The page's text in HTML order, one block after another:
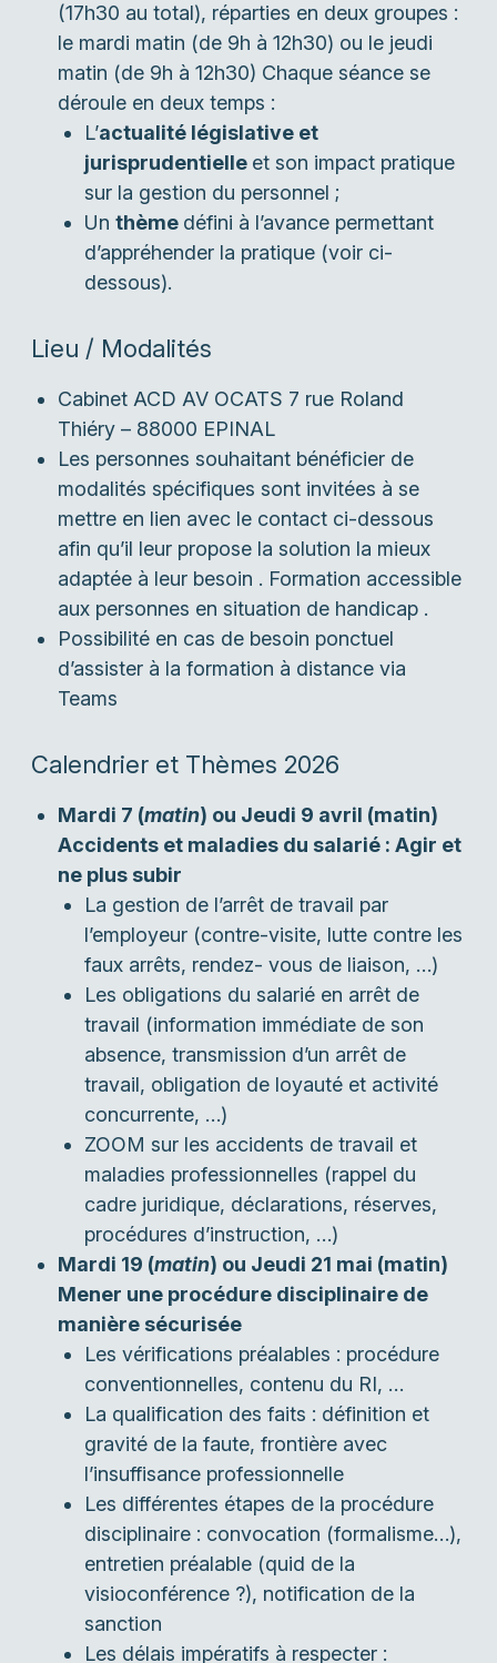
(17h30 au total), réparties en deux groupes :
le mardi matin (de 9h à 12h30) ou le jeudi
matin (de 9h à 12h30) Chaque séance se
déroule en deux temps :
L’actualité législative et
jurisprudentielle et son impact pratique
sur la gestion du personnel ;
Un thème défini à l’avance permettant
d’appréhender la pratique (voir ci-
dessous).
Lieu / Modalités
Cabinet ACD AV OCATS 7 rue Roland
Thiéry – 88000 EPINAL
Les personnes souhaitant bénéficier de
modalités spécifiques sont invitées à se
mettre en lien avec le contact ci-dessous
afin qu’il leur propose la solution la mieux
adaptée à leur besoin . Formation accessible
aux personnes en situation de handicap .
Possibilité en cas de besoin ponctuel
d’assister à la formation à distance via
Teams
Calendrier et Thèmes 2026
Mardi 7 (matin) ou Jeudi 9 avril (matin)
Accidents et maladies du salarié : Agir et
ne plus subir
La gestion de l’arrêt de travail par
l’employeur (contre-visite, lutte contre les
faux arrêts, rendez- vous de liaison, …)
Les obligations du salarié en arrêt de
travail (information immédiate de son
absence, transmission d’un arrêt de
travail, obligation de loyauté et activité
concurrente, …)
ZOOM sur les accidents de travail et
maladies professionnelles (rappel du
cadre juridique, déclarations, réserves,
procédures d’instruction, …)
Mardi 19 (matin) ou Jeudi 21 mai (matin)
Mener une procédure disciplinaire de
manière sécurisée
Les vérifications préalables : procédure
conventionnelles, contenu du RI, …
La qualification des faits : définition et
gravité de la faute, frontière avec
l’insuffisance professionnelle
Les différentes étapes de la procédure
disciplinaire : convocation (formalisme…),
entretien préalable (quid de la
visioconférence ?), notification de la
sanction
Les délais impératifs à respecter :